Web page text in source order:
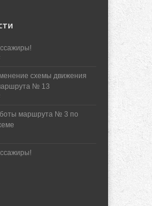
схемы движения
№ 13
маршрута № 3 по